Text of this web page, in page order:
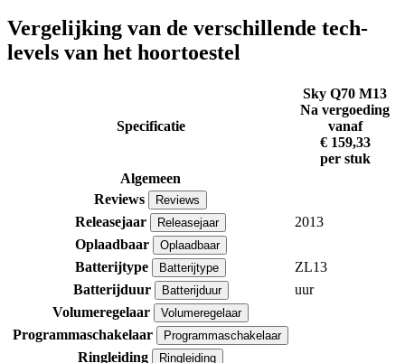
Vergelijking van de verschillende tech-
levels van het hoortoestel
Specificatie
Sky Q70 M13
Na vergoeding
vanaf
€ 159,33
per stuk
Algemeen
Reviews
Reviews
Releasejaar Releasejaar
2013
Oplaadbaar
Oplaadbaar
Batterijtype Batterijtype
ZL13
Batterijduur
Batterijduur
uur
Volumeregelaar
Volumeregelaar
Programmaschakelaar Programmaschakelaar
Ringleiding Ringleiding